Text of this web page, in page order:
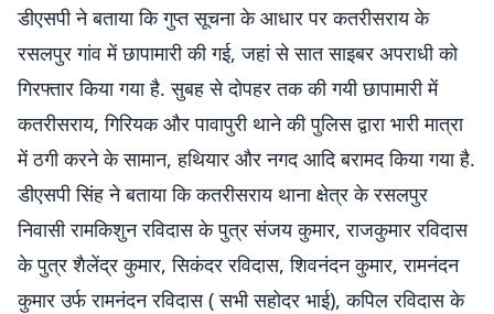
डीएसपी ने बताया कि गुप्त सूचना के आधार पर कतरीसराय के
रसलपुर गांव में छापामारी की गई, जहां से सात साइबर अपराधी को
गिरफ्तार किया गया है. सुबह से दोपहर तक की गयी छापामारी में
कतरीसराय, गिरियक और पावापुरी थाने की पुलिस द्वारा भारी मात्रा
में ठगी करने के सामान, हथियार और नगद आदि बरामद किया गया है.
डीएसपी सिंह ने बताया कि कतरीसराय थाना क्षेत्र के रसलपुर
निवासी रामकिशुन रविदास के पुत्र संजय कुमार, राजकुमार रविदास
के पुत्र शैलेंद्र कुमार, सिकंदर रविदास, शिवनंदन कुमार, रामनंदन
कुमार उर्फ रामनंदन रविदास ( सभी सहोदर भाई), कपिल रविदास के